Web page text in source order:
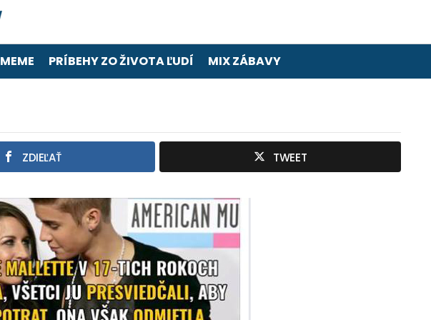
MEME PRÍBEHY ZO ŽIVOTA ĽUDÍ MIX ZÁBAVY
ZDIEĽAŤ TWEET